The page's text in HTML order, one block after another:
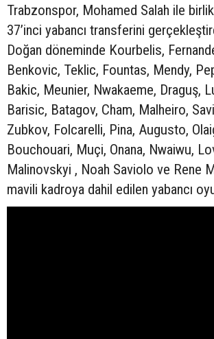
Trabzonspor, Mohamed Salah ile
37’inci yabancı transferini
Doğan döneminde Kourbelis,
Benkovic, Teklic, Fountas, Mendy,
Bakic, Meunier, Nwakaeme, Draguş,
Barisic, Batagov, Cham, Malheiro,
Zubkov, Folcarelli, Pina, Augusto,
Bouchouari, Muçi, Onana, Nwaiwu,
Malinovskyi , Noah Saviolo ve Rene
mavili kadroya dahil edilen yabancı